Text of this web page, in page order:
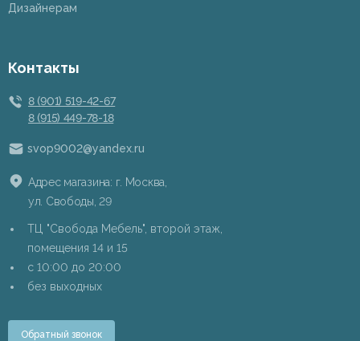
Дизайнерам
Контакты
8 (901) 519-42-67
8 (915) 449-78-18
svop9002@yandex.ru
Адрес магазина: г. Москва,
ул. Свободы, 29
ТЦ "Свобода Мебель", второй этаж,
помещения 14 и 15
c 10:00 до 20:00
без выходных
Обратный звонок